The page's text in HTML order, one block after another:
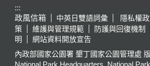
:::
政風信箱
中英日雙語詞彙 隱私權
策
維護與管理規範 防護與回復機制
明
網站資料開放宣告
內政部國家公園署 墾丁國家公園管理處
National Park Headquarters, National